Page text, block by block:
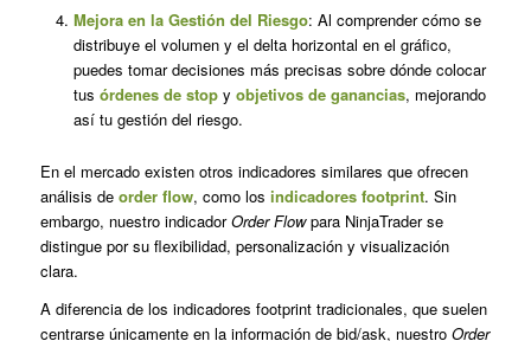
Mejora en la Gestión del Riesgo: Al comprender cómo se
distribuye el volumen y el delta horizontal en el gráfico,
puedes tomar decisiones más precisas sobre dónde colocar
tus órdenes de stopy objetivos de ganancias, mejorando
así tu gestión del riesgo.
En el mercado existen otros indicadores similares que ofrecen
análisis de order flow, como los indicadores footprint. Sin
embargo, nuestro indicadorOrder Flowpara NinjaTrader se
distingue por su flexibilidad, personalización y visualización
clara.
A diferencia de los indicadores footprint tradicionales, que suelen
centrarse únicamente en la información de bid/ask, nuestro Order